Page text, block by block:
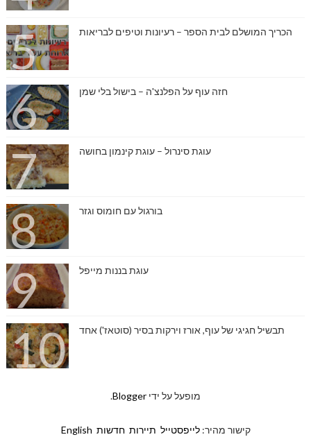
הכריך המושלם לבית הספר – רעיונות וטיפים לבריאות
חזה עוף על הפלנצ'ה – בישול בלי שמן
עוגת סינרול – עוגת קינמון בחושה
בורגול עם חומוס וגזר
עוגת בננות מייפל
תבשיל חגיגי של עוף, אורז וירקות בסיר (סוטאז') אחד
מופעל על ידי Blogger
.
קישור מהיר:לייפסטייל תיירות חדשות English